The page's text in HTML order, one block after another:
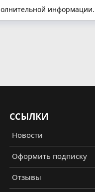
информации.
ССЫЛКИ
Новости
Оформить подписку
Отзывы